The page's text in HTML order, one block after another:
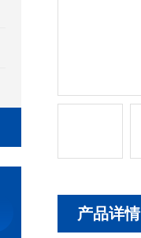
产品详情